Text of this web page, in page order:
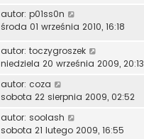
autor: p01ss0n
środa 01 września 2010, 16:18
autor: toczygroszek
niedziela 20 września 2009, 20:13
autor: coza
sobota 22 sierpnia 2009, 02:52
autor: soolash
sobota 21 lutego 2009, 16:55